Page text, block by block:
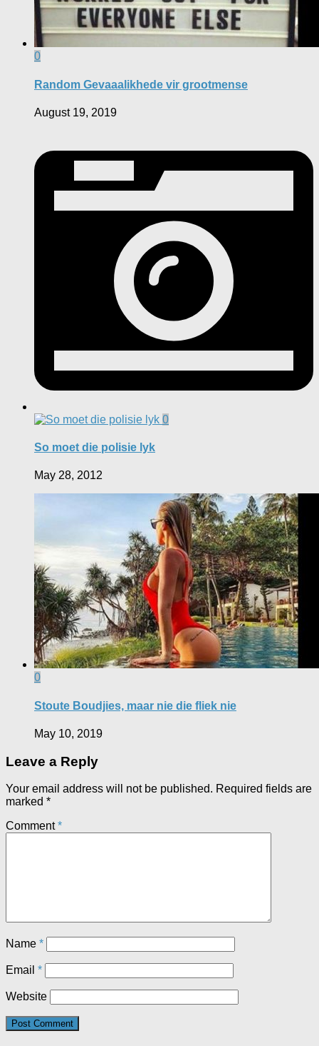
0
Random Gevaaalikhede vir grootmense
August 19, 2019
0
So moet die polisie lyk
May 28, 2012
0
Stoute Boudjies, maar nie die fliek nie
May 10, 2019
Leave a Reply
Your email address will not be published. Required fields are
marked *
Comment*
Name *
Email *
Website